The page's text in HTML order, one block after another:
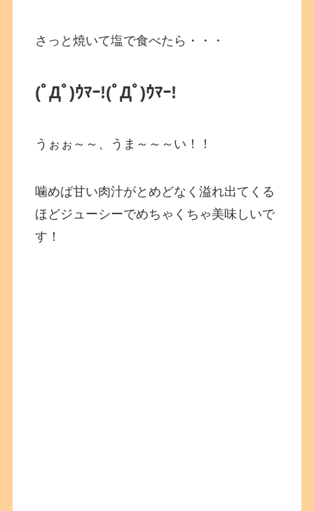
さっと焼いて塩で食べたら・・・
(ﾟДﾟ)ｳﾏｰ!(ﾟДﾟ)ｳﾏｰ!
うぉぉ～～、うま～～～い！！
噛めば甘い肉汁がとめどなく溢れ出てくる
ほどジューシーでめちゃくちゃ美味しいで
す！